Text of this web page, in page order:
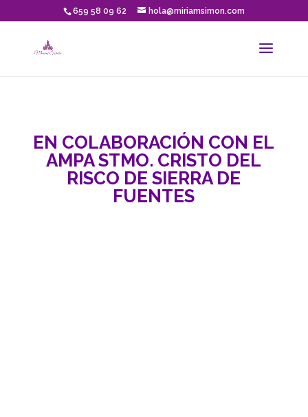
659 58 09 62 hola@miriamsimon.com
EN COLABORACIÓN CON EL
AMPA STMO. CRISTO DEL
RISCO DE SIERRA DE
FUENTES